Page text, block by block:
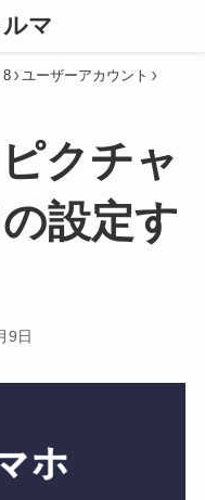
マ
8 ユーザーアカウント
クチャ
設定す
9日